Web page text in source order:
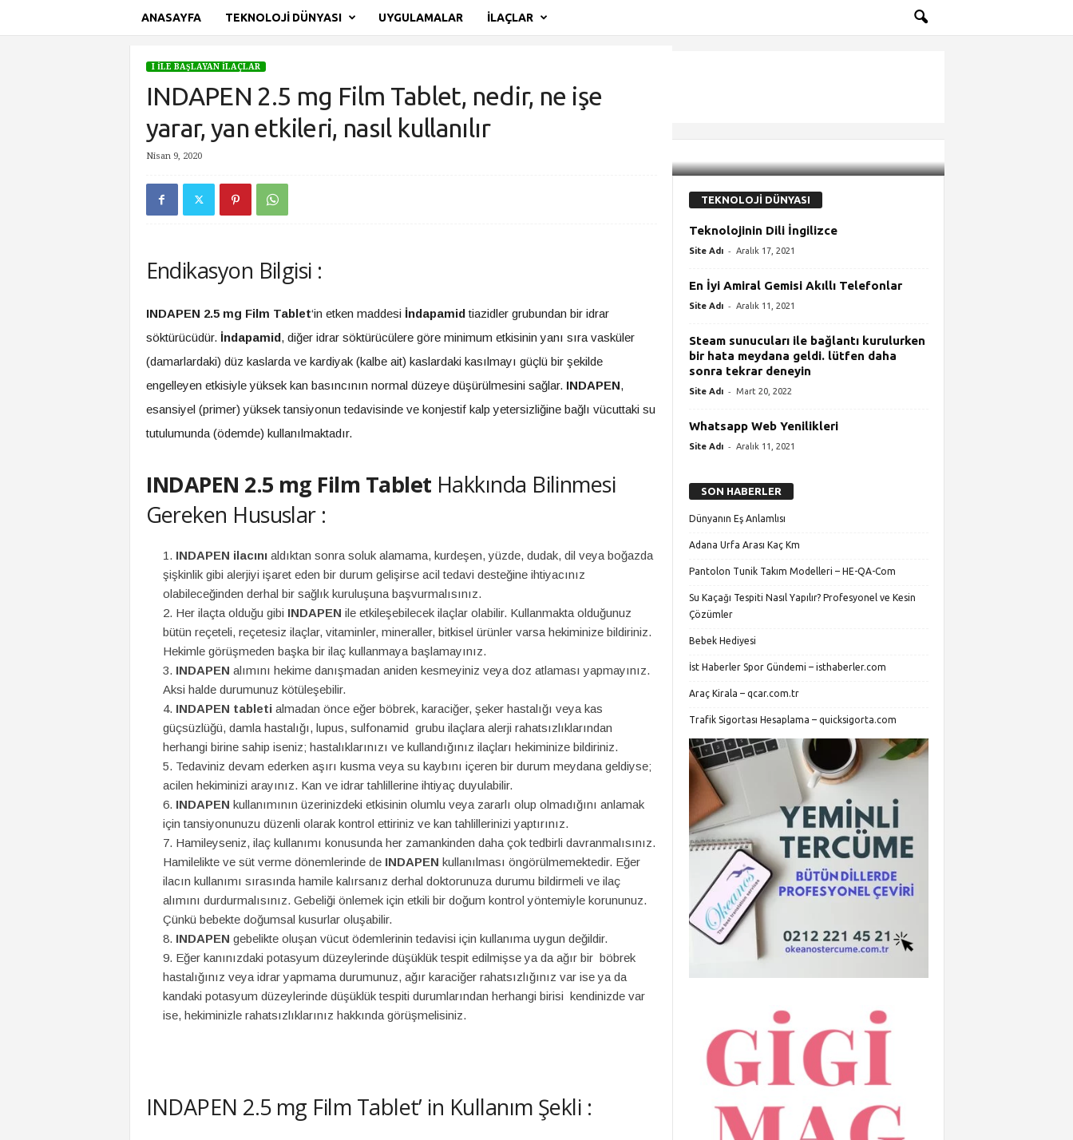
ANASAYFA TEKNOLOJI DÜNYASI UYGULAMALAR İLAÇLAR
Ana Sayfa I İle Başlayan İlaçlar
I İLE BAŞLAYAN İLAÇLAR
INDAPEN 2.5 mg Film Tablet, nedir, ne işe
yarar, yan etkileri, nasıl kullanılır
Nisan 9, 2020
Endikasyon Bilgisi :
INDAPEN 2.5 mg Film Tablet‘in etken maddesi İndapamidtiazidler grubundan bir idrar
söktürücüdür. İndapamid, diğer idrar söktürücülere göre minimum etkisinin yanı sıra vasküler
(damarlardaki) düz kaslarda ve kardiyak (kalbe ait) kaslardaki kasılmayı güçlü bir şekilde
engelleyen etkisiyle yüksek kan basıncının normal düzeye düşürülmesini sağlar. INDAPEN,
esansiyel (primer) yüksek tansiyonun tedavisinde ve konjestif kalp yetersizliğine bağlı vücuttaki su
tutulumunda (ödemde) kullanılmaktadır.
INDAPEN 2.5 mg Film Tablet Hakkında Bilinmesi
Gereken Hususlar :
INDAPEN ilacını aldıktan sonra soluk alamama, kurdeşen, yüzde, dudak, dil veya boğazda
şişkinlik gibi alerjiyi işaret eden bir durum gelişirse acil tedavi desteğine ihtiyacınız
olabileceğinden derhal bir sağlık kuruluşuna başvurmalısınız.
Her ilaçta olduğu gibi INDAPEN ile etkileşebilecek ilaçlar olabilir. Kullanmakta olduğunuz
bütün reçeteli, reçetesiz ilaçlar, vitaminler, mineraller, bitkisel ürünler varsa hekiminize bildiriniz.
Hekimle görüşmeden başka bir ilaç kullanmaya başlamayınız.
INDAPEN alımını hekime danışmadan aniden kesmeyiniz veya doz atlaması yapmayınız.
Aksi halde durumunuz kötüleşebilir.
INDAPEN tabletialmadan önce eğer böbrek, karaciğer, şeker hastalığı veya kas
güçsüzlüğü, damla hastalığı, lupus, sulfonamid grubu ilaçlara alerji rahatsızlıklarından
herhangi birine sahip iseniz; hastalıklarınızı ve kullandığınız ilaçları hekiminize bildiriniz.
Tedaviniz devam ederken aşırı kusma veya su kaybını içeren bir durum meydana geldiyse;
acilen hekiminizi arayınız. Kan ve idrar tahlillerine ihtiyaç duyulabilir.
INDAPEN kullanımının üzerinizdeki etkisinin olumlu veya zararlı olup olmadığını anlamak
için tansiyonunuzu düzenli olarak kontrol ettiriniz ve kan tahlillerinizi yaptırınız.
Hamileyseniz, ilaç kullanımı konusunda her zamankinden daha çok tedbirli davranmalısınız.
Hamilelikte ve süt verme dönemlerinde de INDAPEN kullanılması öngörülmemektedir. Eğer
ilacın kullanımı sırasında hamile kalırsanız derhal doktorunuza durumu bildirmeli ve ilaç
alımını durdurmalısınız. Gebeliği önlemek için etkili bir doğum kontrol yöntemiyle korununuz.
Çünkü bebekte doğumsal kusurlar oluşabilir.
INDAPEN gebelikte oluşan vücut ödemlerinin tedavisi için kullanıma uygun değildir.
Eğer kanınızdaki potasyum düzeylerinde düşüklük tespit edilmişse ya da ağır bir böbrek
hastalığınız veya idrar yapmama durumunuz, ağır karaciğer rahatsızlığınız var ise ya da
kandaki potasyum düzeylerinde düşüklük tespiti durumlarından herhangi birisi kendinizde var
ise, hekiminizle rahatsızlıklarınız hakkında görüşmelisiniz.
INDAPEN 2.5 mg Film Tablet’ in Kullanım Şekli :
TEKNOLOJİ DÜNYASI
Teknolojinin Dili İngilizce
Site Adı - Aralık 17, 2021
En İyi Amiral Gemisi Akıllı Telefonlar
Site Adı - Aralık 11, 2021
Steam sunucuları ile bağlantı kurulurken
bir hata meydana geldi. lütfen daha
sonra tekrar deneyin
Site Adı - Mart 20, 2022
Whatsapp Web Yenilikleri
Site Adı - Aralık 11, 2021
SON HABERLER
Dünyanın Eş Anlamlısı
Adana Urfa Arası Kaç Km
Pantolon Tunik Takım Modelleri – HE-QA-Com
Su Kaçağı Tespiti Nasıl Yapılır? Profesyonel ve Kesin
Çözümler
Bebek Hediyesi
İst Haberler Spor Gündemi – isthaberler.com
Araç Kirala – qcar.com.tr
Trafik Sigortası Hesaplama – quicksigorta.com